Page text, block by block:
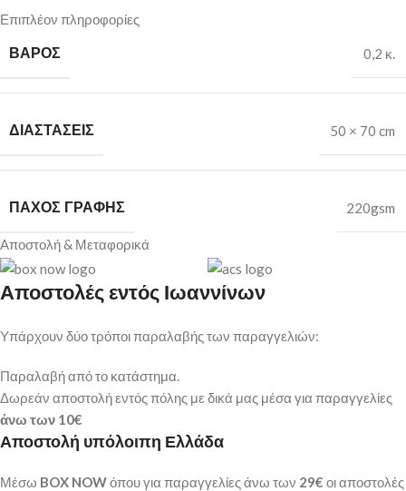
Επιπλέον πληροφορίες
ΒΆΡΟΣ 0,2 κ.
ΔΙΑΣΤΆΣΕΙΣ 50 × 70 cm
ΠΆΧΟΣ ΓΡΑΦΉΣ 220gsm
Αποστολή & Μεταφορικά
Αποστολές εντός Ιωαννίνων
Υπάρχουν δύο τρόποι παραλαβής των παραγγελιών:
Παραλαβή από το κατάστημα.
Δωρεάν αποστολή εντός πόλης με δικά μας μέσα για παραγγελίες
άνω των 10€
Αποστολή υπόλοιπη Ελλάδα
Μέσω BOX NOWόπου για παραγγελίες άνω των 29€ οι αποστολές